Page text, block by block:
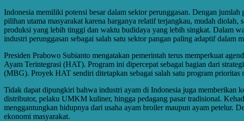
Indonesia memiliki potensi besar dalam sektor perunggasan. Dengan
pilihan utama masyarakat karena harganya relatif terjangkau, mudah
produksi yang lebih tinggi dan waktu budidaya yang lebih singkat. Dalam
industri perunggasan sebagai salah satu sektor pangan paling adaptif dalam
Presiden Prabowo Subianto mengatakan pemerintah terus memperkuat
Ayam Terintegrasi (HAT). Program ini dipercepat sebagai bagian dari
(MBG). Proyek HAT sendiri ditetapkan sebagai salah satu program
Tidak dapat dipungkiri bahwa industri ayam di Indonesia juga memberikan
distributor, pelaku UMKM kuliner, hingga pedagang pasar tradisional.
menggantungkan hidupnya dari usaha ayam broiler maupun ayam petelur.
ekonomi masyarakat.